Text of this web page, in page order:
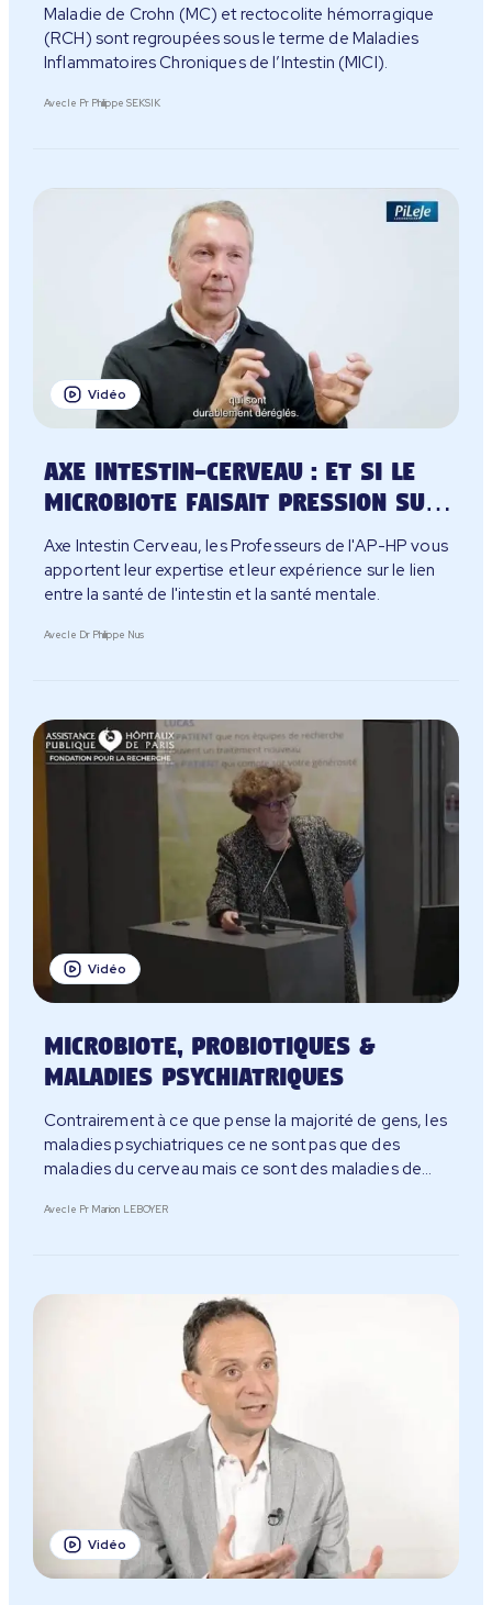
Maladie de Crohn (MC) et rectocolite hémorragique
(RCH) sont regroupées sous le terme de Maladies
Inflammatoires Chroniques de l’Intestin (MICI).
Avec le Pr Philippe SEKSIK
Vidéo
Axe Intestin-Cerveau : et si le
microbiote faisait pression sur
la dépression ?
Axe Intestin Cerveau, les Professeurs de l'AP-HP vous
apportent leur expertise et leur expérience sur le lien
entre la santé de l'intestin et la santé mentale.
Avec le Dr Philippe Nus
Vidéo
Microbiote, probiotiques &
maladies psychiatriques
Contrairement à ce que pense la majorité de gens, les
maladies psychiatriques ce ne sont pas que des
maladies du cerveau mais ce sont des maladies de
Avec le Pr Marion LEBOYER
Vidéo